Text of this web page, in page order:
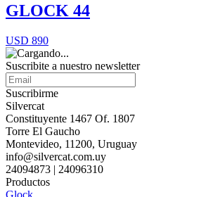
GLOCK 44
USD 890
Suscribite a nuestro newsletter
Suscribirme
Silvercat
Constituyente 1467 Of. 1807
Torre El Gaucho
Montevideo, 11200, Uruguay
info@silvercat.com.uy
24094873 | 24096310
Productos
Glock